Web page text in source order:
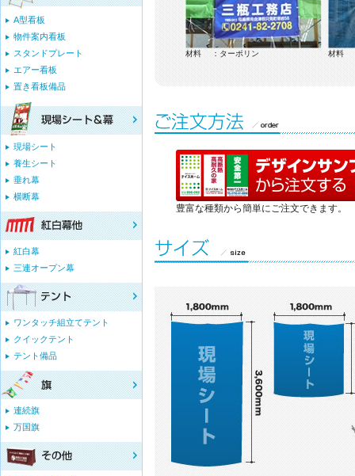
材料 ：ターポリン 材料 ：ターポリン 材料
豊富な種類から簡単にご注文できます。
A型看板
物件案内看板
スタンドプレート
エアー看板
置き看板備品
現場シート
養生シート
垂れ幕
横断幕
紅白幕
三連オープン幕
ワンタッチ組立てテント
クイックテント
テント備品
連続旗
万国旗